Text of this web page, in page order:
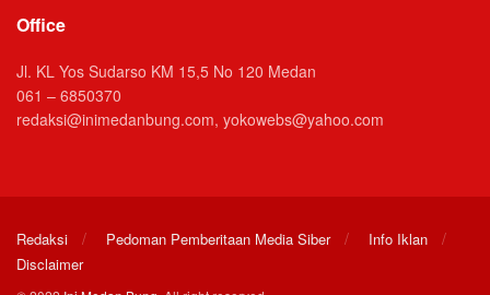
Office
Jl. KL Yos Sudarso KM 15,5 No 120 Medan
061 – 6850370
redaksi@inimedanbung.com, yokowebs@yahoo.com
Redaksi Pedoman Pemberitaan Media Siber
Info Iklan
Disclaimer